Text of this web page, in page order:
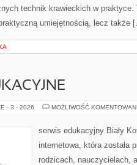
technik krawieckich w
umiejętnością, lecz także
- 3 - 2026 MOŻLIWOŚĆ
serwis edukacyjny Biały
internetowa, która została
rodzicach, nauczycielach,